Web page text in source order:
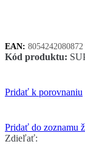
Full
Motion
EAN: 8054242080872
Kód produktu:
Pridať k porovnaniu
Pridať do zoznamu
Zdieľať: